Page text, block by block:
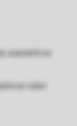
wastafel en
en toilet